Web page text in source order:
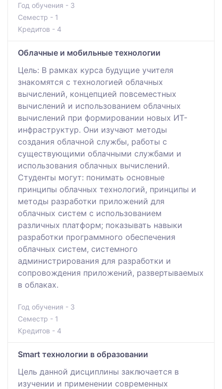
Год обучения - 3
Семестр - 1
Кредитов - 4
Облачные и мобильные технологии
Цель: В рамках курса будущие учителя
знакомятся с технологией облачных
вычислений, концепцией повсеместных
вычислений и использованием облачных
вычислений при формировании новых ИТ-
инфраструктур. Они изучают методы
создания облачной службы, работы с
существующими облачными службами и
использования облачных вычислений.
Студенты могут: понимать основные
принципы облачных технологий, принципы и
методы разработки приложений для
облачных систем с использованием
различных платформ; показывать навыки
разработки программного обеспечения
облачных систем, системного
администрирования для разработки и
сопровождения приложений, развертываемых
в облаках.
Год обучения - 3
Семестр - 1
Кредитов - 4
Smart технологии в образовании
Цель данной дисциплины заключается в
изучении и применении современных